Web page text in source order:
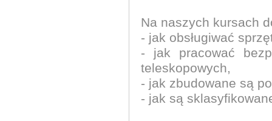
Na naszych kursach
- jak obsługiwać
- jak pracować
teleskopowych,
- jak zbudowane są
- jak są